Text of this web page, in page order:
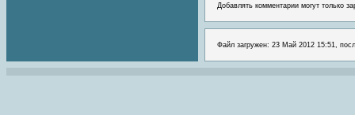
Добавлять комментарии могут только
Файл загружен: 23 Май 2012 15:51,